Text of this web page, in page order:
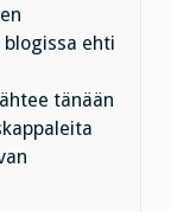
ehti
tänään